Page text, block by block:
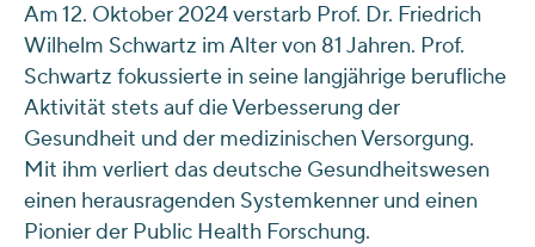
Am 12. Oktober 2024 verstarb Prof. Dr. Friedrich
Wilhelm Schwartz im Alter von 81 Jahren. Prof.
Schwartz fokussierte in seine langjährige berufliche
Aktivität stets auf die Verbesserung der
Gesundheit und der medizinischen Versorgung.
Mit ihm verliert das deutsche Gesundheitswesen
einen herausragenden Systemkenner und einen
Pionier der Public Health Forschung.